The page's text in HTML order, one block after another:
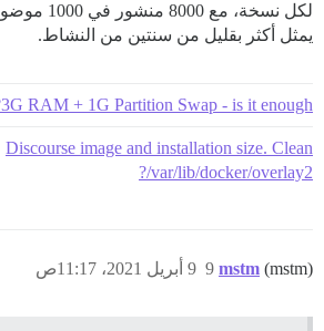
يمثل أكثر بقليل من سنتين من النشاط.
3G RAM + 1G Partition Swap - is it enough?
Discourse image and installation size. Clean
/var/lib/docker/overlay2?
mstm (mstm) 9 أبريل 2021، 11:17ص 9